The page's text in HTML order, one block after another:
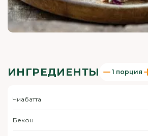
ИНГРЕДИЕНТЫ 1 порция
Чиабатта
Бекон